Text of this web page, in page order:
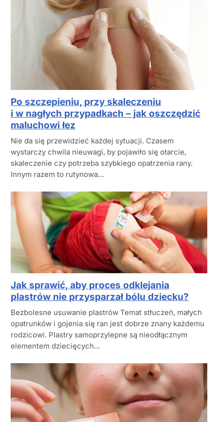
Po szczepieniu, przy skaleczeniu
i w nagłych przypadkach – jak oszczędzić
maluchowi łez
Nie da się przewidzieć każdej sytuacji. Czasem
wystarczy chwila nieuwagi, by pojawiło się otarcie,
skaleczenie czy potrzeba szybkiego opatrzenia rany.
Innym razem to rutynowa…
Jak sprawić, aby proces odklejania
plastrów nie przysparzał bólu dziecku?
Bezbolesne usuwanie plastrów Temat stłuczeń, małych
opatrunków i gojenia się ran jest dobrze znany każdemu
rodzicowi. Plastry samoprzylepne są nieodłącznym
elementem dziecięcych…